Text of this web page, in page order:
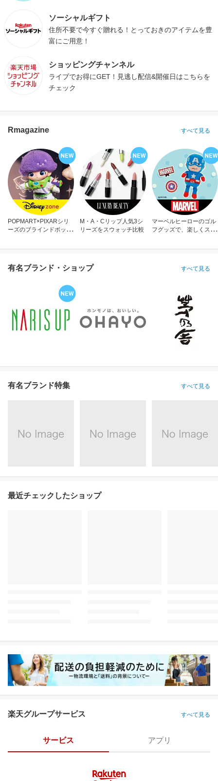
ソーシャルギフト
住所不要で今すぐ贈れる！とっておきのアイテムを豊
富にご用意！
ショッピングチャンネル
ライブでお得にGET！見逃し配信&開催日はこちらを
チェック
Rmagazine すべて見る
POPMART×PIXARシリ
ーズのブラインドボック
M・A・Cリップ人気3シ
リーズをスウォッチ比較
マーベルヒーローのゴル
フグッズで、楽しくスコ
有名ブランド・ショップ すべて見る
有名ブランド特集 すべて見る
最近チェックしたショップ
楽天グループサービス すべて見る
サービス アプリ